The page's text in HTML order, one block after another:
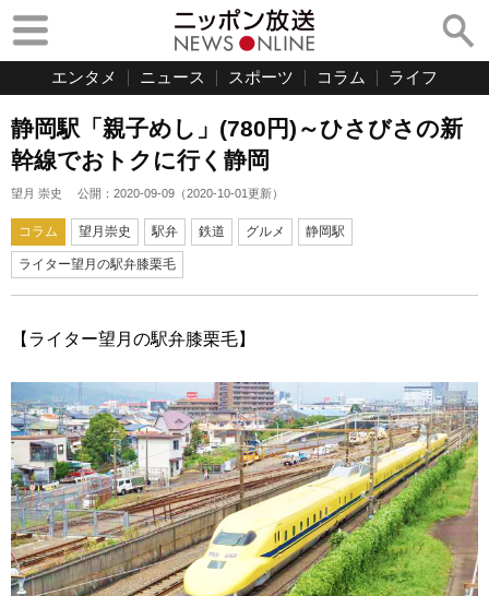
エンタメ ニュース スポーツ コラム ライフ
静岡駅「親子めし」(780円)～ひさびさの新
幹線でおトクに行く静岡
望月 崇史 公開： 2020-09-09 （2020-10-01更新）
コラム 望月崇史 駅弁 鉄道 グルメ 静岡駅
ライター望月の駅弁膝栗毛
【ライター望月の駅弁膝栗毛】